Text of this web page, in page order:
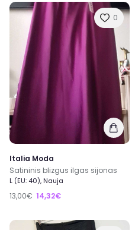
0
Italia Moda
Satininis blizgus ilgas sijonas
L (EU: 40), Nauja
13,00€ 14,32€